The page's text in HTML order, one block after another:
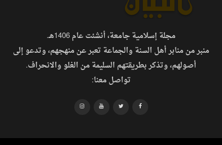
مجلة إسلامية جامعة، أنشئت عام 1406هـ.
منبر من منابر أهل السنة والجماعة تعبر عن منهجهم، وتدعو إلى
أصولهم، وتذكر بطريقتهم السليمة من الغلو والانحراف.
تواصل معنا: